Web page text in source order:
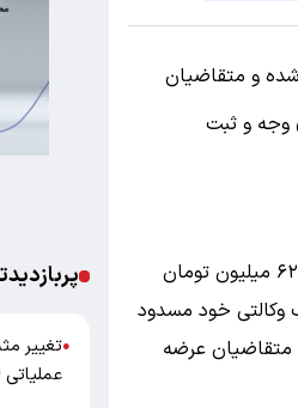
و متقاضیان
وجه و ثبت
در این مرحله از فروش، خودروی وارداتی چانگان CS۵۵ پلاس با قیمت قطعی ۵ میلیارد و ۶۲۱ میلیون تومان
میلیون تومان را در حساب وکالتی خود مسدود
متقاضیان عرضه
●تغییر
عملیاتی 80 درصد رشد کرد